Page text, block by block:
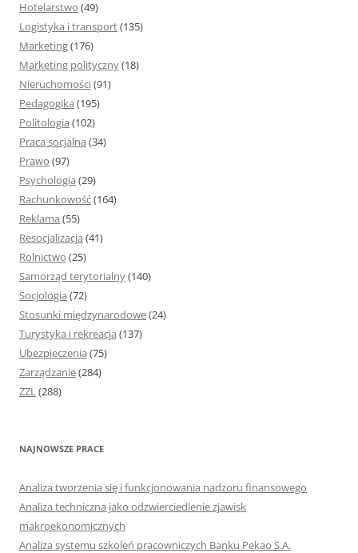
Hotelarstwo (49)
Logistyka i transport(135)
Marketing(176)
Marketing polityczny(18)
Nieruchomości(91)
Pedagogika (195)
Politologia (102)
Praca socjalna (34)
Prawo (97)
Psychologia (29)
Rachunkowość(164)
Reklama (55)
Resocjalizacja (41)
Rolnictwo (25)
Samorząd terytorialny(140)
Socjologia (72)
Stosunki międzynarodowe(24)
Turystyka i rekreacja (137)
Ubezpieczenia (75)
Zarządzanie(284)
ZZL(288)
NAJNOWSZE PRACE
Analiza tworzenia się i funkcjonowania nadzoru finansowego
Analiza techniczna jako odzwierciedlenie zjawisk
makroekonomicznych
Analiza systemu szkoleń pracowniczych Banku Pekao S.A.